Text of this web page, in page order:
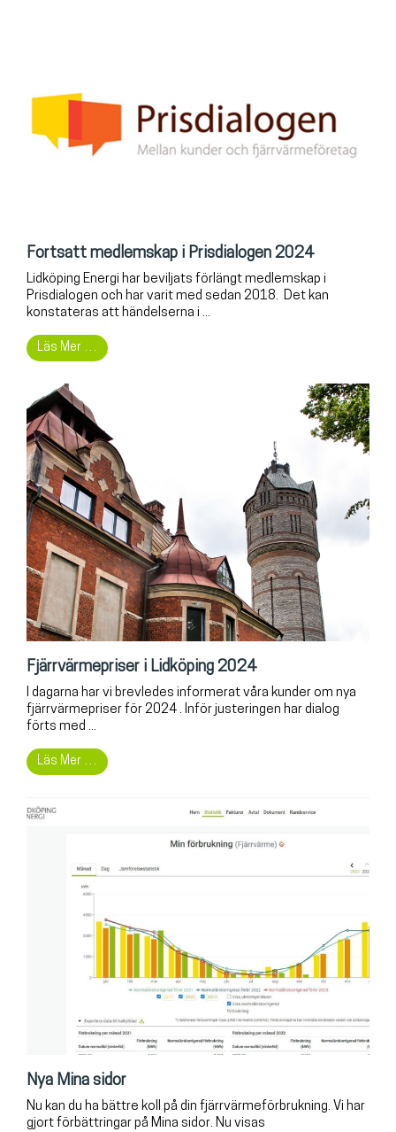
Fortsatt medlemskap i Prisdialogen 2024
Lidköping Energi har beviljats förlängt medlemskap i
Prisdialogen och har varit med sedan 2018. Det kan
konstateras att händelserna i ...
Läs Mer …
Fjärrvärmepriser i Lidköping 2024
I dagarna har vi brevledes informerat våra kunder om nya
fjärrvärmepriser för 2024 . Inför justeringen har dialog
förts med ...
Läs Mer …
Nya Mina sidor
Nu kan du ha bättre koll på din fjärrvärmeförbrukning. Vi har
gjort förbättringar på Mina sidor. Nu visas